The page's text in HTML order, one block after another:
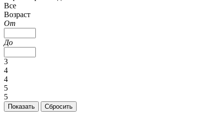
Все
Возраст
От
До
3
4
4
5
5